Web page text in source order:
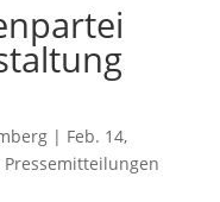
| Feb. 14,
Pressemitteilungen